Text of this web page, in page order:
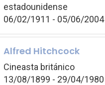
estadounidense
06/02/1911 - 05/06/2004
Alfred Hitchcock
Cineasta británico
13/08/1899 - 29/04/1980